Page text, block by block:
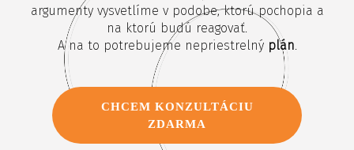
argumenty vysvetlíme v podobe, ktorú pochopia a
na ktorú budú reagovať.
A na to potrebujeme nepriestrelný plán.
CHCEM KONZULTÁCIU
ZDARMA